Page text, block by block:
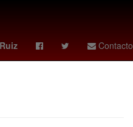
Contacto
dávila unam